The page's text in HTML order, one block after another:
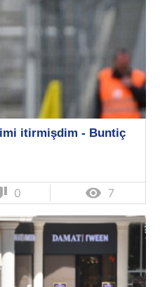
itirmişdim - Buntiç
0  7